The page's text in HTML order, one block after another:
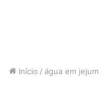
Início / água em jejum